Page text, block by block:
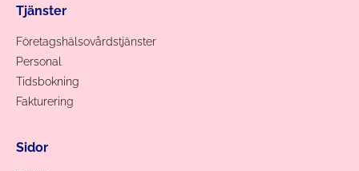
Tjänster
Företagshälsovårdstjänster
Personal
Tidsbokning
Fakturering
Sidor